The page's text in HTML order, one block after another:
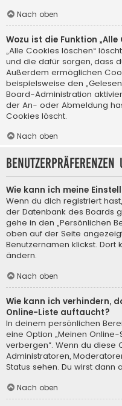
Nach oben
Wozu ist die Funktion „Alle
„Alle Cookies löschen“
und die dafür sorgen, dass
Außerdem ermöglichen
beispielsweise den
Board-Administration
der An- oder Abmeldung
Cookies löscht.
Nach oben
Wie kann ich meine
Wenn du dich registriert
der Datenbank des Boards
gehe in den „Persönlichen
oben auf der Seite
Benutzernamen klickst. Dort
ändern.
Nach oben
Wie kann ich verhindern,
Online-Liste auftaucht?
In deinem persönlichen
eine Option „Meinen
verbergen“. Wenn du diese
Administratoren,
Status sehen. Du wirst dann
Nach oben